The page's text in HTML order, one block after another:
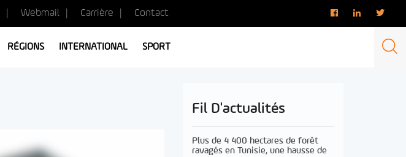
Webmail Carrière Contact
RÉGIONS INTERNATIONAL SPORT
Fil D'actualités
Plus de 4 400 hectares de forêt
ravagés en Tunisie, une hausse de